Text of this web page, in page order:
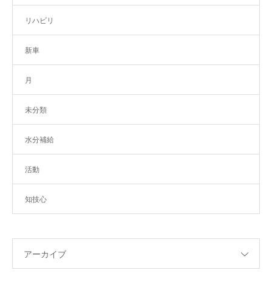
リハビリ
新車
月
未分類
水分補給
活動
知技心
アーカイブ